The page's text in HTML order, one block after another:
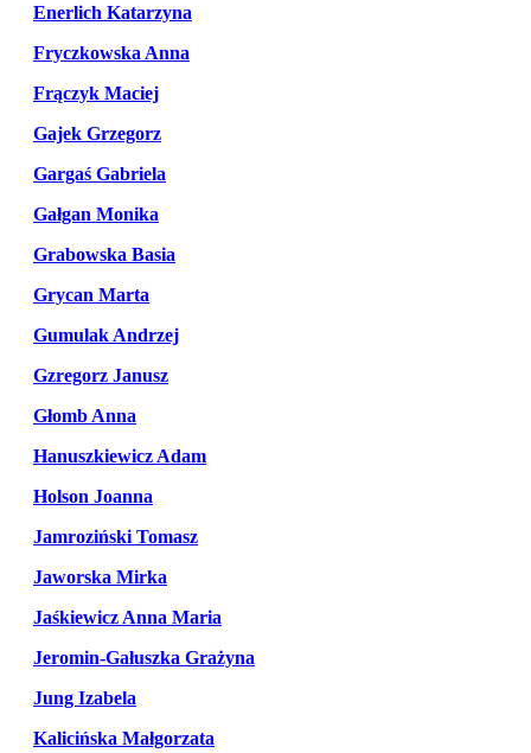
Enerlich Katarzyna
Fryczkowska Anna
Frączyk Maciej
Gajek Grzegorz
Gargaś Gabriela
Gałgan Monika
Grabowska Basia
Grycan Marta
Gumulak Andrzej
Gzregorz Janusz
Głomb Anna
Hanuszkiewicz Adam
Holson Joanna
Jamroziński Tomasz
Jaworska Mirka
Jaśkiewicz Anna Maria
Jeromin-Gałuszka Grażyna
Jung Izabela
Kalicińska Małgorzata